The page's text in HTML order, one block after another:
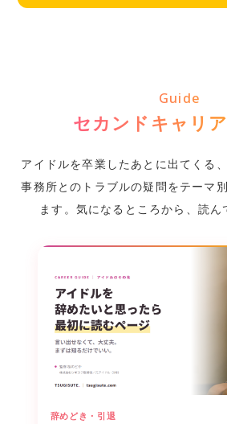
として就職された事例もございま
Guide
セカンドキャリ
アイドルを卒業したあとに出てくる
事務所とのトラブルの疑問をテーマ
ます。気になるところから、読ん
辞めどき・引退